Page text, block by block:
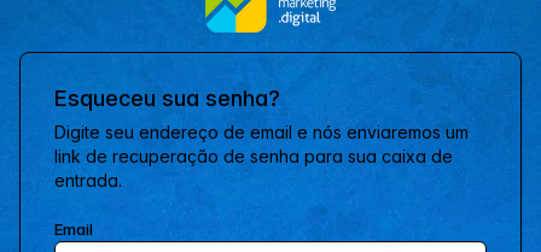
Esqueceu sua senha?
Digite seu endereço de email e nós enviaremos um
link de recuperação de senha para sua caixa de
entrada.
Email